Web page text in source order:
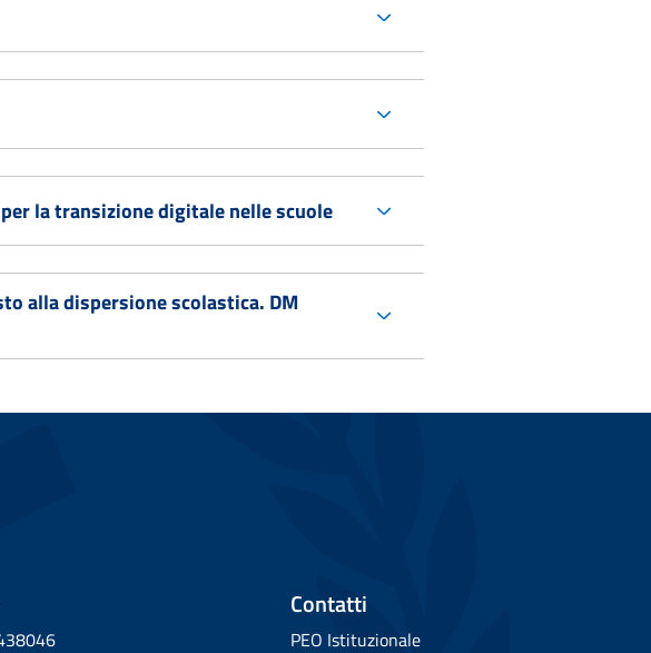
per la transizione digitale nelle scuole
alla dispersione scolastica. DM
Contatti
PEO Istituzionale